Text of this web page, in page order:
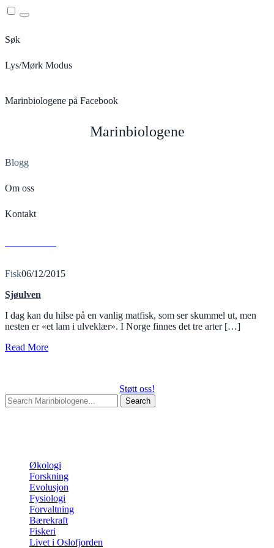
Menu
Søk
Lys/Mørk Modus
Marinbiologene på Facebook
Marinbiologene
Blogg
Om oss
Kontakt
Fisk06/12/2015
Sjøulven
I dag kan du hilse på en vanlig matfisk, som ser skummel ut, men
nesten er «et lam i ulveklær». I Norge finnes det tre arter […]
Read More
Støtt oss!
Search
for:
Økologi
Forskning
Evolusjon
Fysiologi
Forvaltning
Bærekraft
Fiskeri
Livet i Oslofjorden